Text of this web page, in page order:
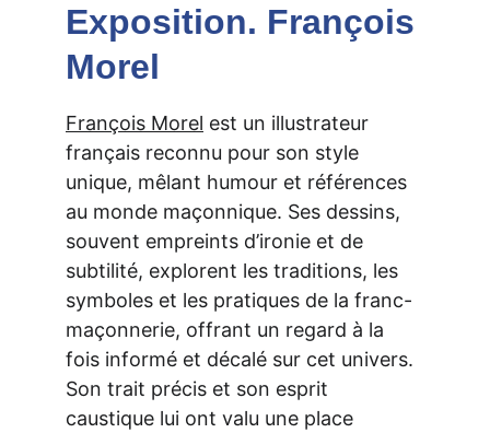
Exposition. François
Morel
François Morel est un illustrateur
français reconnu pour son style
unique, mêlant humour et références
au monde maçonnique. Ses dessins,
souvent empreints d’ironie et de
subtilité, explorent les traditions, les
symboles et les pratiques de la franc-
maçonnerie, offrant un regard à la
fois informé et décalé sur cet univers.
Son trait précis et son esprit
caustique lui ont valu une place